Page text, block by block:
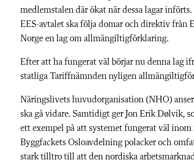
medlemstalen där ökat när dessa lagar
EES-avtalet ska följa domar och direktiv från
Norge en lag om allmängiltigförklaring.
Efter att ha fungerat väl börjar nu denna lag
statliga Tariffnämnden nyligen
Näringslivets huvudorganisation (NHO)
ska gå vidare. Samtidigt ger Jon Erik Dølvik,
ett exempel på att systemet fungerat väl
Byggfackets Osloavdelning polacker och
stark tilltro till att den nordiska